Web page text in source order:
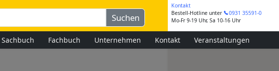
Kontakt
Bestell-Hotline unter
0931 35591-0
Mo-Fr 9-19 Uhr, Sa 10-16 Uhr
Sachbuch Fachbuch Unternehmen Kontakt Veranstaltungen